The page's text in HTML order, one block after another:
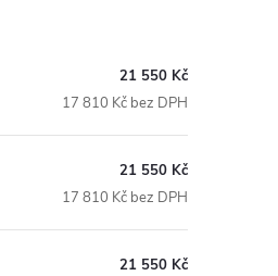
21 550 Kč
17 810 Kč bez DPH
21 550 Kč
17 810 Kč bez DPH
21 550 Kč